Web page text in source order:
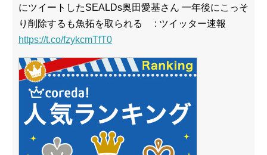
にツイートしたSEALDs奥田愛基さん 一年後にこっそ
り削除するも魚拓を取られる : ツイッター速報
https://t.co/fzykcmTfT0